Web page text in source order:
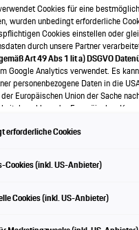
Länge:
Cookies für eine
wurden unbedingt erforderliche
Cookies einstellen oder
durch unsere Partner
Art 49 Abs 1 lit a) DSGVO
Google Analytics verwendet. Es
personenbezogene Daten in die
Europäischen Union der Sache
der Europäischen
weil nicht ausgeschlossen werden
beschränkt sind.
Sollten Sie
auch für US-Dienstleister
die für Zwecke von Google
erforderliche Cookies
Cookies (inkl. US-Anbieter)
Cookies (inkl. US-Anbieter)